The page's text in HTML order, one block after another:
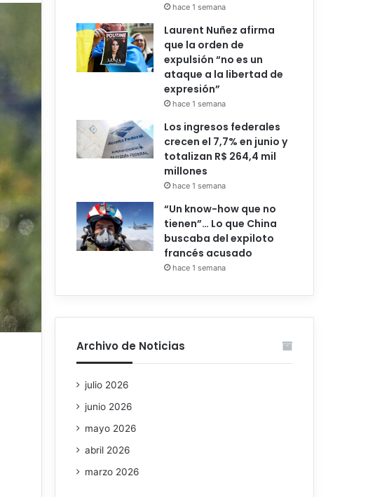
hace 1 semana
Laurent Nuñez afirma
que la orden de
expulsión “no es un
ataque a la libertad de
expresión”
hace 1 semana
Los ingresos federales
crecen el 7,7% en junio y
totalizan R$ 264,4 mil
millones
hace 1 semana
“Un know-how que no
tienen”… Lo que China
buscaba del expiloto
francés acusado
hace 1 semana
Archivo de Noticias
julio 2026
junio 2026
mayo 2026
abril 2026
marzo 2026